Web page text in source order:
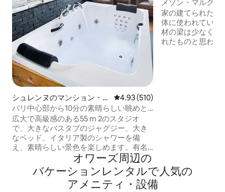
シュレンヌのマンション・ア
パート
レビュー510件、5つ星中4.93つ
4.93 (510)
パリ中心部から10分の素晴らしい眺めと
ジャグジー！
広大で高級感のある55 m 2のスタジオ
で、大きなバスタブのジャグジー、大き
なベッド、イタリア製のシャワーを備
え、素晴らしい景色を楽しめます。有名
なシャンゼリゼ通り（パリの中心部）か
ら10分の静かで安全なエリアにありま
「ロマンスパッケージ」をオプションで
メゾン・マルクス
街
家の建てられた年
体に使われている
材の梁は少なくと
れたものと思われ
オワーズ⁠周⁠辺⁠の
バ⁠ケ⁠ー⁠シ⁠ョ⁠ン⁠レ⁠ン⁠タ⁠ル⁠で人⁠気⁠の
ア⁠メ⁠ニ⁠テ⁠ィ⁠・⁠設⁠備